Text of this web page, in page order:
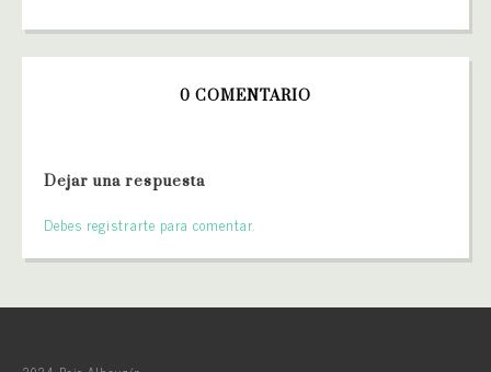
0 COMENTARIO
Dejar una respuesta
Debes registrarte para comentar.